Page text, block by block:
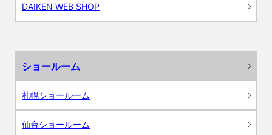
DAIKEN WEB SHOP
ショールーム
札幌ショールーム
仙台ショールーム